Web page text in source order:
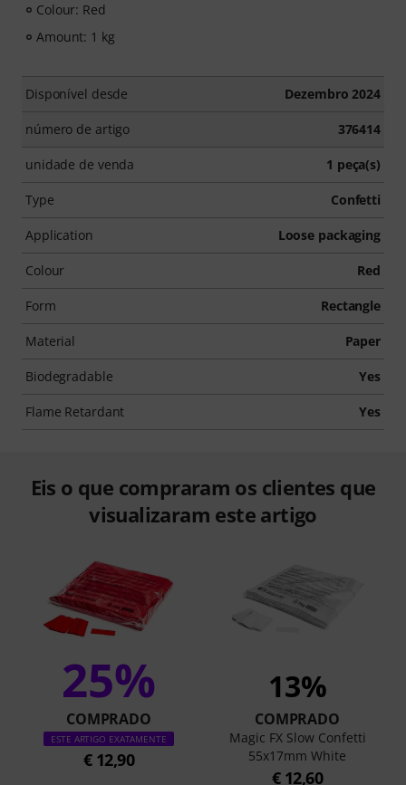
Colour: Red
Amount: 1 kg
Disponível desde Dezembro 2024
número de artigo 376414
unidade de venda 1 peça(s)
Type Confetti
Application Loose packaging
Colour Red
Form Rectangle
Material Paper
Biodegradable Yes
Flame Retardant Yes
Eis o que compraram os clientes que
visualizaram este artigo
25%
COMPRADO
ESTE ARTIGO EXATAMENTE
€ 12,90
13%
COMPRADO
Magic FX Slow Confetti
55x17mm White
€ 12,60